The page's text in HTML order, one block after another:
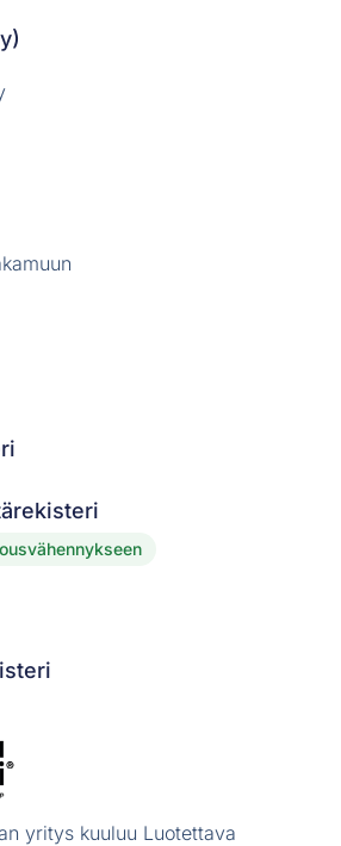
yritys kuuluu Luotettava